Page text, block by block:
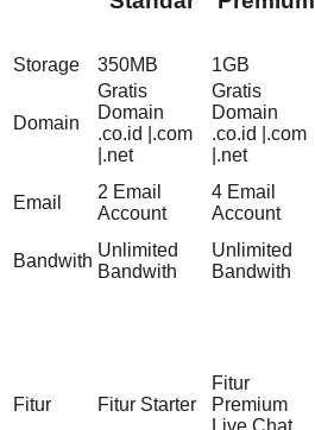
Storage 350MB 1GB
Domain
Gratis
Domain
.co.id |.com
|.net
Gratis
Domain
.co.id |.com
|.net
Email
2 Email
Account
4 Email
Account
Bandwith
Unlimited
Bandwith
Unlimited
Bandwith
Fitur Fitur Starter
Fitur
Premium
Live Chat